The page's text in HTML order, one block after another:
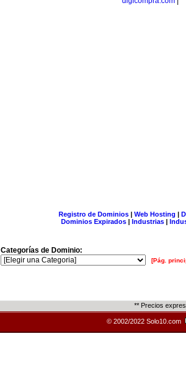
Registro de Dominios| Web Hosting |
Dominios Expirados | Industrias |
Categorías de Dominio:
[Pág.
** Precios
© 2002/2022 Solo10.com